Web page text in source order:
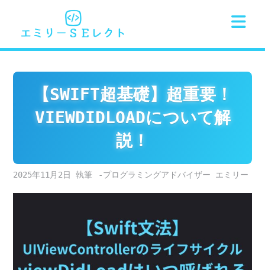
content
【SWIFT超基礎】超重要！
VIEWDIDLOADについて解
説！
2025年11月2日 -プログラミングアドバイザー エミリー